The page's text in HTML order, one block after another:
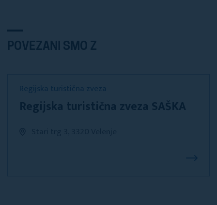
POVEZANI SMO Z
Regijska turistična zveza
Regijska turistična zveza SAŠKA